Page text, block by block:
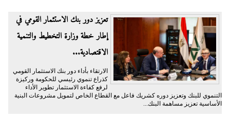
تعزيز دور بنك الاستثمار القومي في
إطار خطة وزارة التخطيط والتنمية
الاقتصادية...
الارتقاء بأداء دور بنك الاستثمار القومي
كذراع تنموي رئيسي للحكومة وركيزة
لرفع كفاءة الاستثمار تطوير الأداء
التنموي للبنك وتعزيز دوره كشريك فاعل مع القطاع الخاص لتمويل مشروعات البنية
الأساسية تعزيز مساهمة البنك...